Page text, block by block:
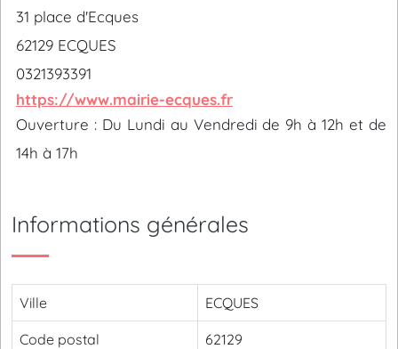
31 place d'Ecques
62129 ECQUES
0321393391
https://www.mairie-ecques.fr
Ouverture : Du Lundi au Vendredi de 9h à 12h et de
14h à 17h
Informations générales
Ville ECQUES
Code postal 62129